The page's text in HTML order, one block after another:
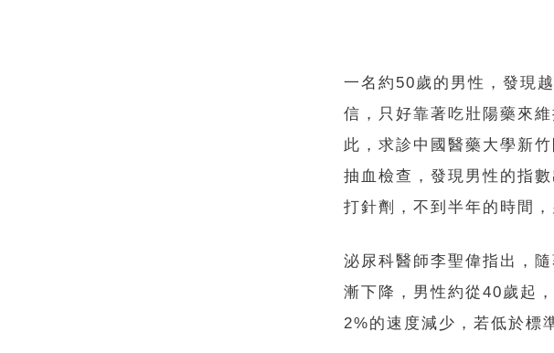
一名約50歲的男性，發現
信，只好靠著吃壯陽藥來
此，求診中國醫藥大學新
抽血檢查，發現男性的指
打針劑，不到半年的時間
泌尿科醫師李聖偉指出，
漸下降，男性約從40歲起
2%的速度減少，若低於標